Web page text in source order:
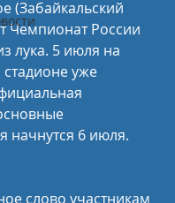
Чемпионат России
лука. 5 июля на
уже
начнутся 6 июля.
слово участникам